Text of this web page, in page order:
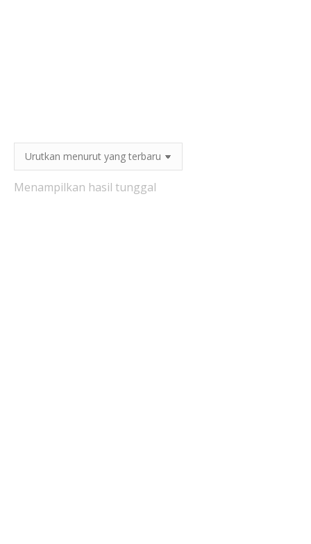
Menampilkan hasil tunggal